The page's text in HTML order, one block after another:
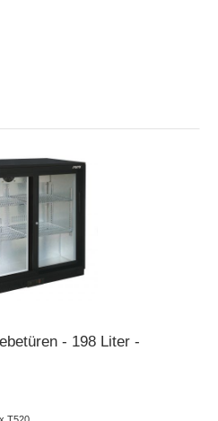
- 198 Liter -
T520